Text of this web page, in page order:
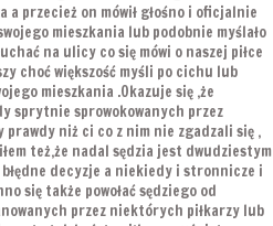
przecież on mówił głośno i oficjalnie
mieszkania lub podobnie myślało
na ulicy co się mówi o naszej piłce
choć większość myśli po cichu lub
mieszkania .Okazuje się ,że
sprytnie sprowokowanych przez
prawdy niż ci co z nim nie zgadzali się ,
też,że nadal sędzia jest dwudziestym
decyzje a niekiedy i stronnicze i
się także powołać sędziego od
przez niektórych piłkarzy lub